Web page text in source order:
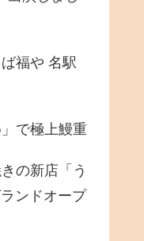
福や 名駅
で極上鰻重
の新店「う
ンドオープ